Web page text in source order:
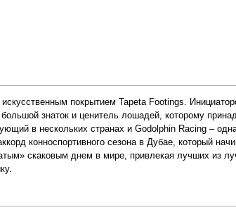
покрытием Tapeta Footings.
большой знаток и ценитель лошадей, которому
в нескольких странах и Godolphin Racing –
конноспортивного сезона в Дубае, который
скаковым днем в мире, привлекая лучших из